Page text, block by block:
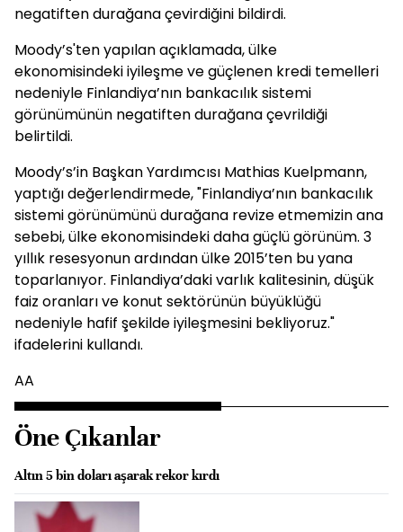
negatiften durağana çevirdiğini bildirdi.
Moody’s'ten yapılan açıklamada, ülke
ekonomisindeki iyileşme ve güçlenen kredi temelleri
nedeniyle Finlandiya’nın bankacılık sistemi
görünümünün negatiften durağana çevrildiği
belirtildi.
Moody’s’in Başkan Yardımcısı Mathias Kuelpmann,
yaptığı değerlendirmede, "Finlandiya’nın bankacılık
sistemi görünümünü durağana revize etmemizin ana
sebebi, ülke ekonomisindeki daha güçlü görünüm. 3
yıllık resesyonun ardından ülke 2015’ten bu yana
toparlanıyor. Finlandiya’daki varlık kalitesinin, düşük
faiz oranları ve konut sektörünün büyüklüğü
nedeniyle hafif şekilde iyileşmesini bekliyoruz."
ifadelerini kullandı.
AA
Öne Çıkanlar
Altın 5 bin doları aşarak rekor kırdı